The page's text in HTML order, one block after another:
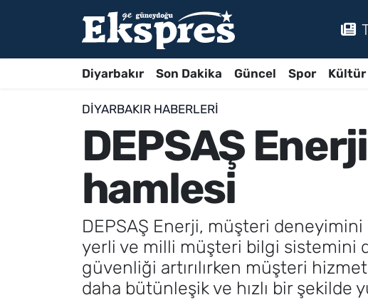
Diyarbakır Son Dakika Güncel Spor Kültür
DIYARBAKIR HABERLERI
DEPSAŞ
hamlesi
DEPSAŞ Enerji, müşteri
yerli ve milli müşteri bilgi sistemini
güvenliği artırılırken müşteri
daha bütünleşik ve hızlı bir